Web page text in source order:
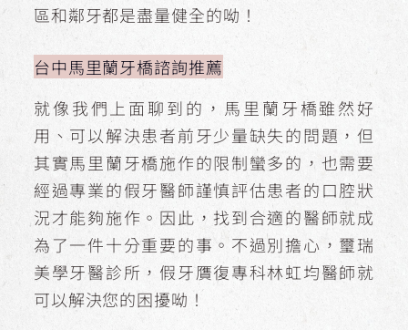
區和鄰牙都是盡量健全的呦！
台中馬里蘭牙橋諮詢推薦
就像我們上面聊到的，馬里蘭牙橋雖然好
用、可以解決患者前牙少量缺失的問題，但
其實馬里蘭牙橋施作的限制蠻多的，也需要
經過專業的假牙醫師謹慎評估患者的口腔狀
況才能夠施作。因此，找到合適的醫師就成
為了一件十分重要的事。不過別擔心，璽瑞
美學牙醫診所，假牙贋復專科林虹均醫師就
可以解決您的困擾呦！